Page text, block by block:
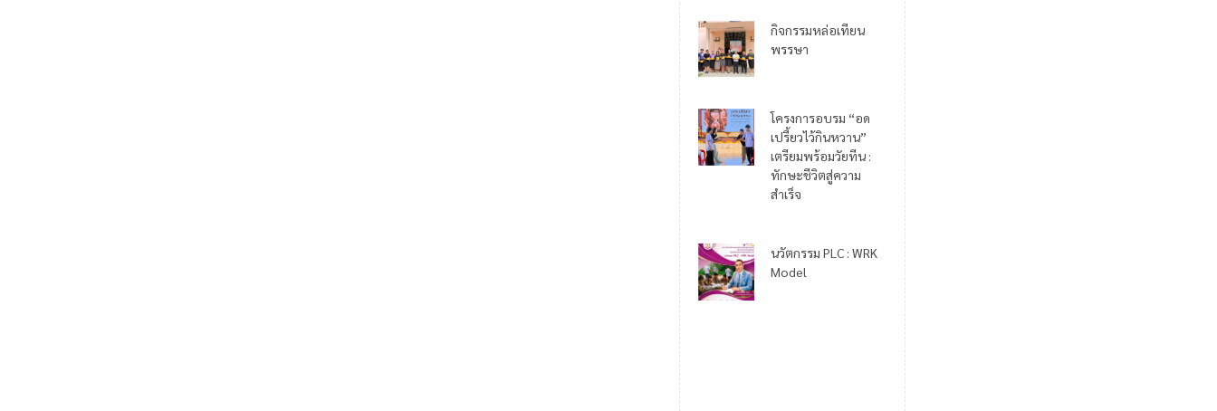
กิจกรรมหล่อเทียน
พรรษา
โครงการอบรม “อด
เปรี้ยวไว้กินหวาน”
เตรียมพร้อมวัยทีน :
ทักษะชีวิตสู่ความ
สำเร็จ
นวัตกรรม PLC : WRK
Model